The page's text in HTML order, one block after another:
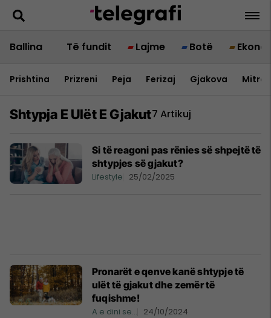
Ballina Të fundit Lajme Botë
Prishtina Prizreni Peja Ferizaj Gjakova
Shtypja E Ulët E Gjakut7 Artikuj
Si të reagoni pas rënies së shpejtë të
shtypjes së gjakut?
Lifestyle 25/02/2025
Pronarët e qenve kanë shtypje të
ulët të gjakut dhe zemër të
fuqishme!
A e dini se... 24/10/2024